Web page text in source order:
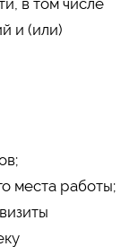
в том числе
и (или)
места работы;